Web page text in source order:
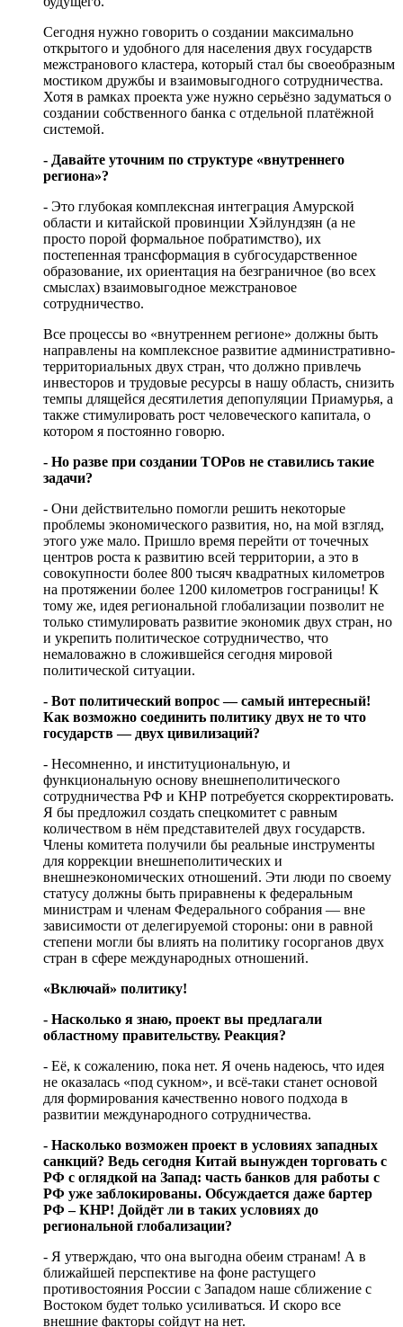
Сегодня нужно говорить о создании максимально
открытого и удобного для населения двух государств
межстранового кластера, который стал бы своеобразным
мостиком дружбы и взаимовыгодного сотрудничества.
Хотя в рамках проекта уже нужно серьёзно задуматься о
создании собственного банка с отдельной платёжной
системой.
- Давайте уточним по структуре «внутреннего
региона»?
- Это глубокая комплексная интеграция Амурской
области и китайской провинции Хэйлундзян (а не
просто порой формальное побратимство), их
постепенная трансформация в субгосударственное
образование, их ориентация на безграничное (во всех
смыслах) взаимовыгодное межстрановое
сотрудничество.
Все процессы во «внутреннем регионе» должны быть
направлены на комплексное развитие административно-
территориальных двух стран, что должно привлечь
инвесторов и трудовые ресурсы в нашу область, снизить
темпы длящейся десятилетия депопуляции Приамурья, а
также стимулировать рост человеческого капитала, о
котором я постоянно говорю.
- Но разве при создании ТОРов не ставились такие
задачи?
- Они действительно помогли решить некоторые
проблемы экономического развития, но, на мой взгляд,
этого уже мало. Пришло время перейти от точечных
центров роста к развитию всей территории, а это в
совокупности более 800 тысяч квадратных километров
на протяжении более 1200 километров госграницы! К
тому же, идея региональной глобализации позволит не
только стимулировать развитие экономик двух стран, но
и укрепить политическое сотрудничество, что
немаловажно в сложившейся сегодня мировой
политической ситуации.
- Вот политический вопрос — самый интересный!
Как возможно соединить политику двух не то что
государств — двух цивилизаций?
- Несомненно, и институциональную, и
функциональную основу внешнеполитического
сотрудничества РФ и КНР потребуется скорректировать.
Я бы предложил создать спецкомитет с равным
количеством в нём представителей двух государств.
Члены комитета получили бы реальные инструменты
для коррекции внешнеполитических и
внешнеэкономических отношений. Эти люди по своему
статусу должны быть приравнены к федеральным
министрам и членам Федерального собрания — вне
зависимости от делегируемой стороны: они в равной
степени могли бы влиять на политику госорганов двух
стран в сфере международных отношений.
«Включай» политику!
- Насколько я знаю, проект вы предлагали
областному правительству. Реакция?
- Её, к сожалению, пока нет. Я очень надеюсь, что идея
не оказалась «под сукном», и всё-таки станет основой
для формирования качественно нового подхода в
развитии международного сотрудничества.
- Насколько возможен проект в условиях западных
санкций? Ведь сегодня Китай вынужден торговать с
РФ с оглядкой на Запад: часть банков для работы с
РФ уже заблокированы. Обсуждается даже бартер
РФ – КНР! Дойдёт ли в таких условиях до
региональной глобализации?
- Я утверждаю, что она выгодна обеим странам! А в
ближайшей перспективе на фоне растущего
противостояния России с Западом наше сближение с
Востоком будет только усиливаться. И скоро все
внешние факторы сойдут на нет.